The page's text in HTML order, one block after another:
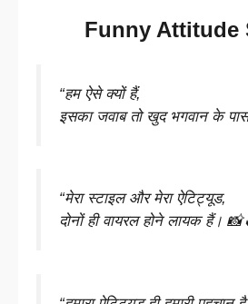
Funny Attitude
“हम ऐसे क्यों हैं,
इसका जवाब तो खुद भगवान के
“मेरा स्टाइल और मेरा ऐटिट्यूड,
दोनों ही वायरल होने लायक हैं।